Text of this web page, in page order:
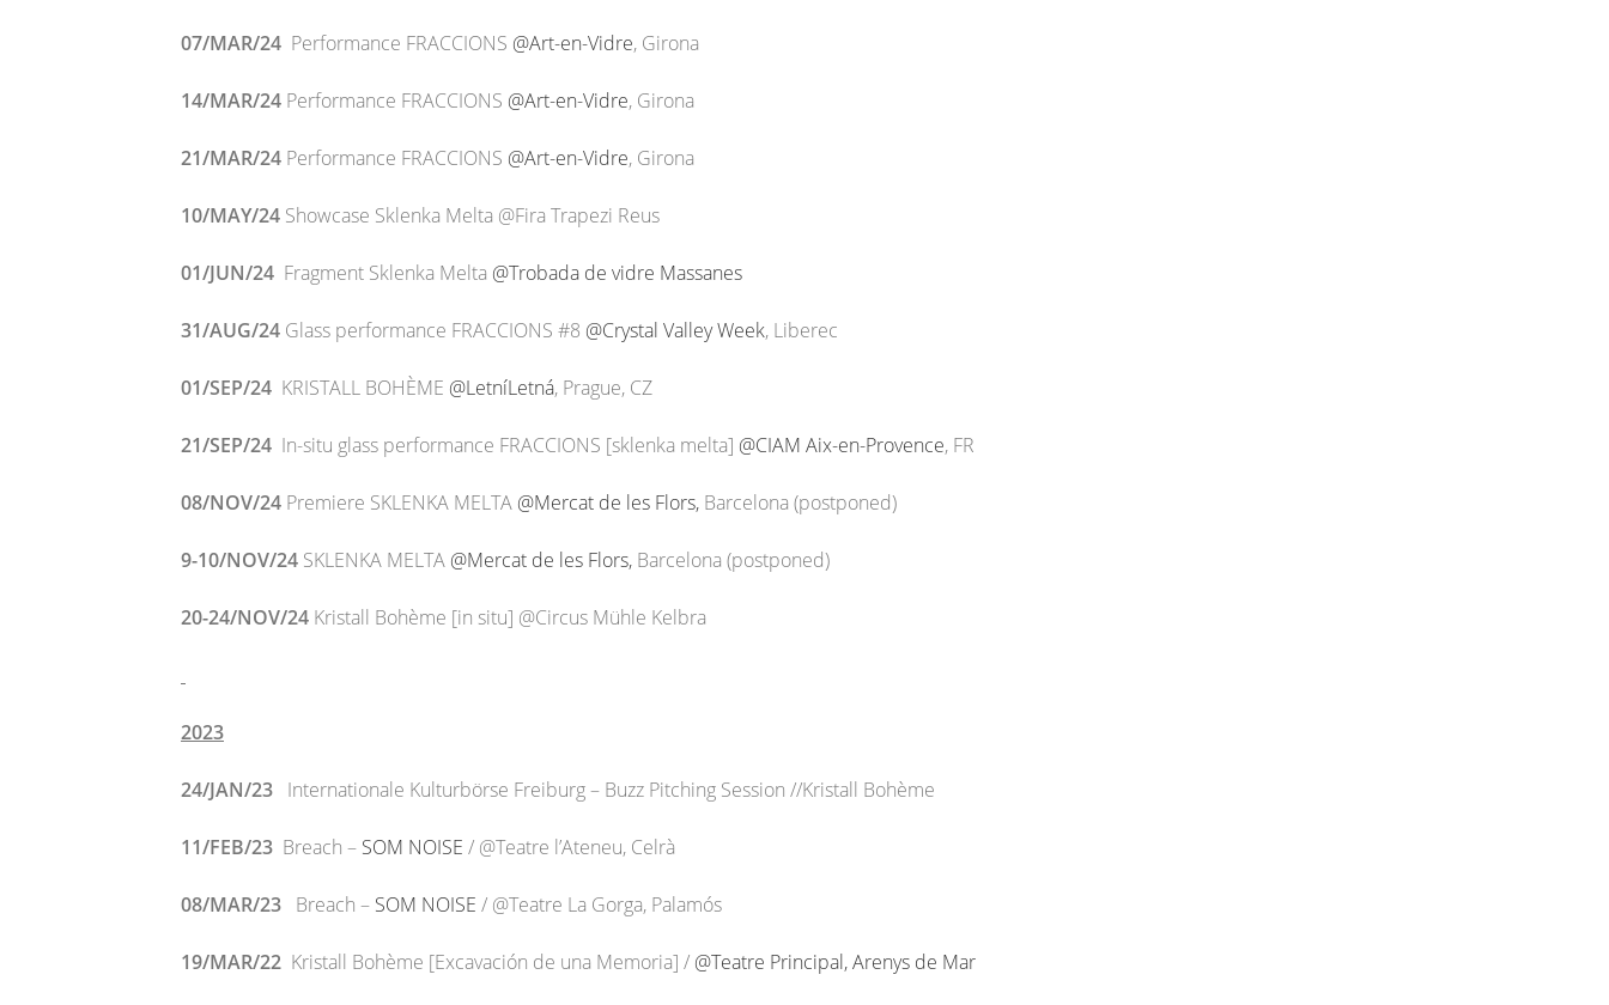
07/MAR/24 Performance FRACCIONS @Art-en-Vidre, Girona
14/MAR/24 Performance FRACCIONS @Art-en-Vidre, Girona
21/MAR/24 Performance FRACCIONS @Art-en-Vidre, Girona
10/MAY/24 Showcase Sklenka Melta @Fira Trapezi Reus
01/JUN/24 Fragment Sklenka Melta @Trobada de vidre Massanes
31/AUG/24 Glass performance FRACCIONS #8 @Crystal Valley Week, Liberec
01/SEP/24 KRISTALL BOHÈME @LetníLetná, Prague, CZ
21/SEP/24 In-situ glass performance FRACCIONS [sklenka melta] @CIAM Aix-en-Provence, FR
08/NOV/24 Premiere SKLENKA MELTA @Mercat de les Flors, Barcelona (postponed)
9-10/NOV/24 SKLENKA MELTA @Mercat de les Flors, Barcelona (postponed)
20-24/NOV/24 Kristall Bohème [in situ] @Circus Mühle Kelbra
2023
24/JAN/23 Internationale Kulturbörse Freiburg – Buzz Pitching Session //Kristall Bohème
11/FEB/23 Breach – SOM NOISE / @Teatre l’Ateneu, Celrà
08/MAR/23 Breach – SOM NOISE / @Teatre La Gorga, Palamós
19/MAR/22 Kristall Bohème [Excavación de una Memoria] / @Teatre Principal, Arenys de Mar